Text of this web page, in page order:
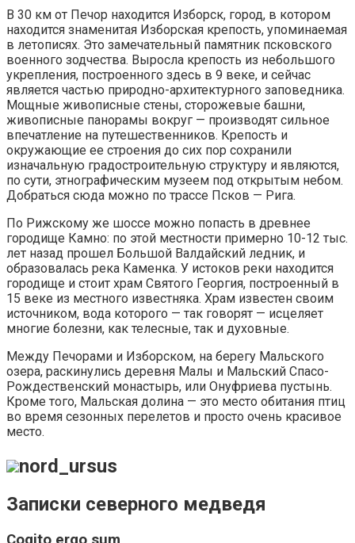
В 30 км от Печор находится Изборск, город, в котором
находится знаменитая Изборская крепость, упоминаемая
в летописях. Это замечательный памятник псковского
военного зодчества. Выросла крепость из небольшого
укрепления, построенного здесь в 9 веке, и сейчас
является частью природно-архитектурного заповедника.
Мощные живописные стены, сторожевые башни,
живописные панорамы вокруг — производят сильное
впечатление на путешественников. Крепость и
окружающие ее строения до сих пор сохранили
изначальную градостроительную структуру и являются,
по сути, этнографическим музеем под открытым небом.
Добраться сюда можно по трассе Псков — Рига.
По Рижскому же шоссе можно попасть в древнее
городище Камно: по этой местности примерно 10-12 тыс.
лет назад прошел Большой Валдайский ледник, и
образовалась река Каменка. У истоков реки находится
городище и стоит храм Святого Георгия, построенный в
15 веке из местного известняка. Храм известен своим
источником, вода которого — так говорят — исцеляет
многие болезни, как телесные, так и духовные.
Между Печорами и Изборском, на берегу Мальского
озера, раскинулись деревня Малы и Мальский Спасо-
Рождественский монастырь, или Онуфриева пустынь.
Кроме того, Мальская долина — это место обитания птиц
во время сезонных перелетов и просто очень красивое
место.
nord_ursus
Записки северного медведя